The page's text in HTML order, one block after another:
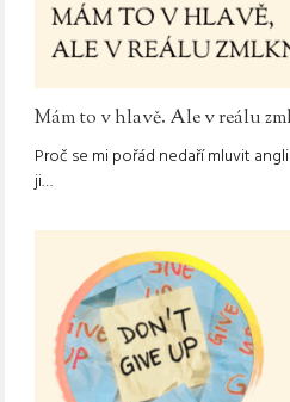
Mám to v hlavě. Ale v reálu
Proč se mi pořád nedaří mluvit
ji…